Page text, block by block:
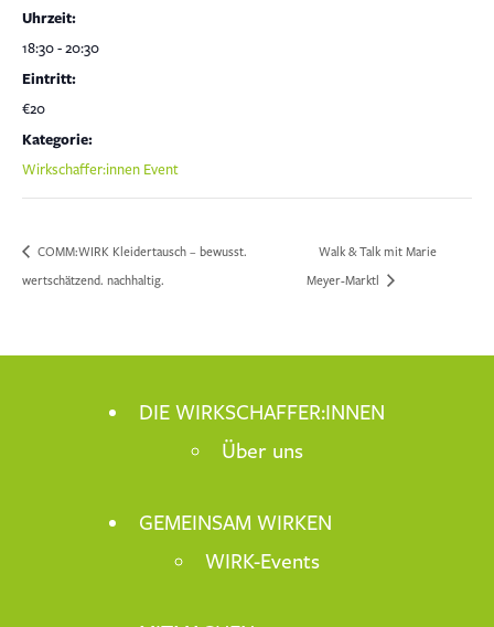
Uhrzeit:
18:30 - 20:30
Eintritt:
€20
Kategorie:
Wirkschaffer:innen Event
COMM:WIRK Kleidertausch – bewusst.
wertschätzend. nachhaltig.
Walk & Talk mit Marie
Meyer-Marktl
DIE WIRKSCHAFFER:INNEN
Über uns
GEMEINSAM WIRKEN
WIRK-Events